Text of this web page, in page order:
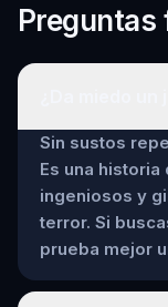
Preguntas
Sin sustos
Es una
ingeniosos y
terror. Si
prueba mejor